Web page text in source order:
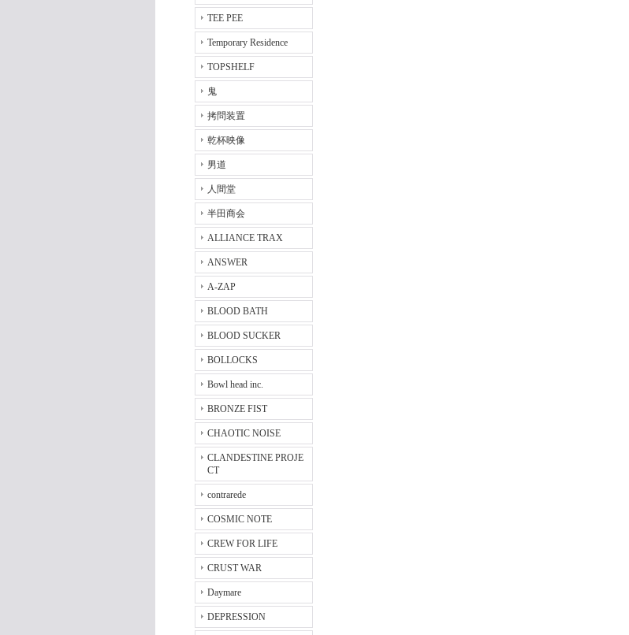
TEE PEE
Temporary Residence
TOPSHELF
鬼
拷問装置
乾杯映像
男道
人間堂
半田商会
ALLIANCE TRAX
ANSWER
A-ZAP
BLOOD BATH
BLOOD SUCKER
BOLLOCKS
Bowl head inc.
BRONZE FIST
CHAOTIC NOISE
CLANDESTINE PROJE
CT
contrarede
COSMIC NOTE
CREW FOR LIFE
CRUST WAR
Daymare
DEPRESSION